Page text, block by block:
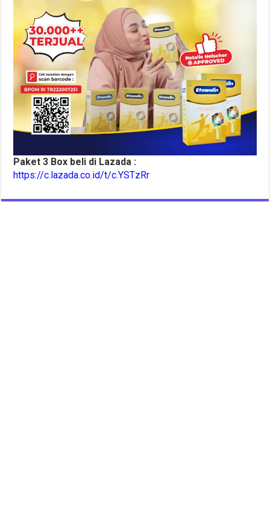
Paket 3 Box beli di Lazada :
https://c.lazada.co.id/t/c.YSTzRr